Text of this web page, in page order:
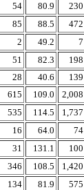
54 80.9 230
85 88.5 472
2 49.2 7
51 82.3 198
28 40.6 139
615 109.0 2,008
535 114.5 1,737
16 64.0 74
31 131.1 100
346 108.5 1,420
134 81.9 575